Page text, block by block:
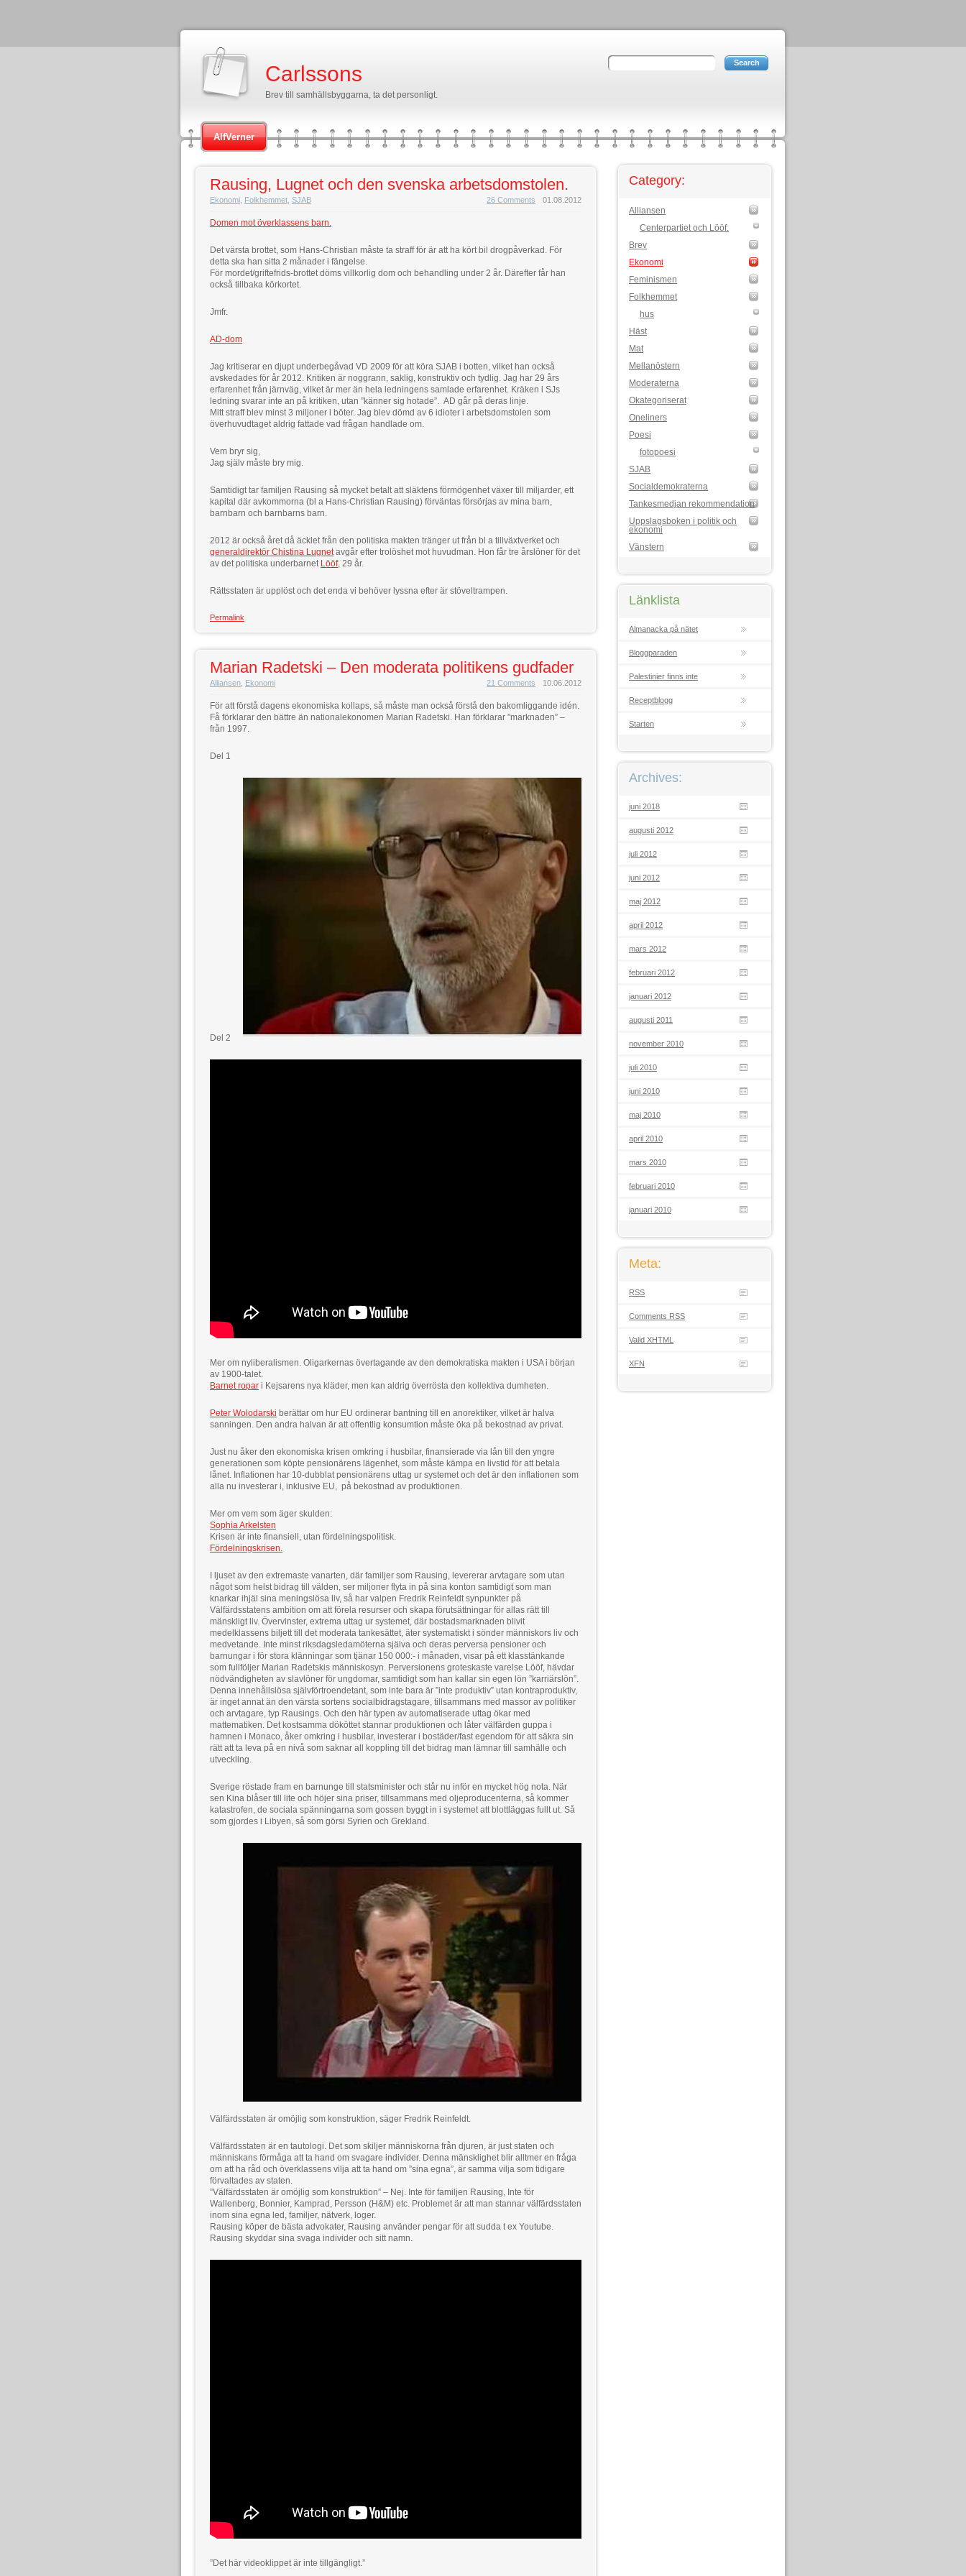
Carlssons
Brev till samhällsbyggarna, ta det personligt.
AlfVerner
Rausing, Lugnet och den svenska arbetsdomstolen.
Ekonomi Folkhemmet SJAB 01.08.2012
26 Comments
Domen mot överklassens barn.
Det värsta brottet, som Hans-Christian måste ta straff för är att ha kört bil drogpåverkad. För
detta ska han sitta 2 månader i fängelse.
För mordet/griftefrids-brottet döms villkorlig dom och behandling under 2 år. Därefter får han
också tillbaka körkortet.
Jmfr.
AD-dom
Jag kritiserar en djupt underbegåvad VD 2009 för att köra SJAB i botten, vilket han också
avskedades för år 2012. Kritiken är noggrann, saklig, konstruktiv och tydlig. Jag har 29 års
erfarenhet från järnväg, vilket är mer än hela ledningens samlade erfarenhet. Kräken i SJs
ledning svarar inte an på kritiken, utan ”känner sig hotade”. AD går på deras linje.
Mitt straff blev minst 3 miljoner i böter. Jag blev dömd av 6 idioter i arbetsdomstolen som
överhuvudtaget aldrig fattade vad frågan handlade om.
Vem bryr sig,
Jag själv måste bry mig.
Samtidigt tar familjen Rausing så mycket betalt att släktens förmögenhet växer till miljarder, ett
kapital där avkommorna (bl a Hans-Christian Rausing) förväntas försörjas av mina barn,
barnbarn och barnbarns barn.
2012 är också året då äcklet från den politiska makten tränger ut från bl a tillväxtverket och
generaldirektör Chistina Lugnetavgår efter trolöshet mot huvudman. Hon får tre årslöner för det
av det politiska underbarnet Lööf, 29 år.
Rättsstaten är upplöst och det enda vi behöver lyssna efter är stöveltrampen.
Permalink
Marian Radetski – Den moderata politikens gudfader
Alliansen Ekonomi 10.06.2012
21 Comments
För att förstå dagens ekonomiska kollaps, så måste man också förstå den bakomliggande idén.
Få förklarar den bättre än nationalekonomen Marian Radetski. Han förklarar ”marknaden” –
från 1997.
Del 1
Del 2
Mer om nyliberalismen. Oligarkernas övertagande av den demokratiska makten i USA i början
av 1900-talet.
Barnet ropar i Kejsarens nya kläder, men kan aldrig överrösta den kollektiva dumheten.
Peter Wolodarski berättar om hur EU ordinerar bantning till en anorektiker, vilket är halva
sanningen. Den andra halvan är att offentlig konsumtion måste öka på bekostnad av privat.
Just nu åker den ekonomiska krisen omkring i husbilar, finansierade via lån till den yngre
generationen som köpte pensionärens lägenhet, som måste kämpa en livstid för att betala
lånet. Inflationen har 10-dubblat pensionärens uttag ur systemet och det är den inflationen som
alla nu investerar i, inklusive EU, på bekostnad av produktionen.
Mer om vem som äger skulden:
Sophia Arkelsten
Krisen är inte finansiell, utan fördelningspolitisk.
Fördelningskrisen.
I ljuset av den extremaste vanarten, där familjer som Rausing, levererar arvtagare som utan
något som helst bidrag till välden, ser miljoner flyta in på sina konton samtidigt som man
knarkar ihjäl sina meningslösa liv, så har valpen Fredrik Reinfeldt synpunkter på
Välfärdsstatens ambition om att förela resurser och skapa förutsättningar för allas rätt till
mänskligt liv. Övervinster, extrema uttag ur systemet, där bostadsmarknaden blivit
medelklassens biljett till det moderata tankesättet, äter systematiskt i sönder människors liv och
medvetande. Inte minst riksdagsledamöterna själva och deras perversa pensioner och
barnungar i för stora klänningar som tjänar 150 000:- i månaden, visar på ett klasstänkande
som fullföljer Marian Radetskis människosyn. Perversionens groteskaste varelse Lööf, hävdar
nödvändigheten av slavlöner för ungdomar, samtidigt som han kallar sin egen lön ”karriärslön”.
Denna innehållslösa självförtroendetant, som inte bara är ”inte produktiv” utan kontraproduktiv,
är inget annat än den värsta sortens socialbidragstagare, tillsammans med massor av politiker
och arvtagare, typ Rausings. Och den här typen av automatiserade uttag ökar med
mattematiken. Det kostsamma dököttet stannar produktionen och låter välfärden guppa i
hamnen i Monaco, åker omkring i husbilar, investerar i bostäder/fast egendom för att säkra sin
rätt att ta leva på en nivå som saknar all koppling till det bidrag man lämnar till samhälle och
utveckling.
Sverige röstade fram en barnunge till statsminister och står nu inför en mycket hög nota. När
sen Kina blåser till lite och höjer sina priser, tillsammans med oljeproducenterna, så kommer
katastrofen, de sociala spänningarna som gossen byggt in i systemet att blottläggas fullt ut. Så
som gjordes i Libyen, så som görsi Syrien och Grekland.
Välfärdsstaten är omöjlig som konstruktion, säger Fredrik Reinfeldt.
Välfärdsstaten är en tautologi. Det som skiljer människorna från djuren, är just staten och
människans förmåga att ta hand om svagare individer. Denna mänsklighet blir alltmer en fråga
om att ha råd och överklassens vilja att ta hand om ”sina egna”, är samma vilja som tidigare
förvaltades av staten.
”Välfärdsstaten är omöjlig som konstruktion” – Nej. Inte för familjen Rausing, Inte för
Wallenberg, Bonnier, Kamprad, Persson (H&M) etc. Problemet är att man stannar välfärdsstaten
inom sina egna led, familjer, nätverk, loger.
Rausing köper de bästa advokater, Rausing använder pengar för att sudda t ex Youtube.
Rausing skyddar sina svaga individer och sitt namn.
”Det här videoklippet är inte tillgängligt.”
Category:
Alliansen
Centerpartiet och Lööf.
Brev
Ekonomi
Feminismen
Folkhemmet
hus
Häst
Mat
Mellanöstern
Moderaterna
Okategoriserat
Oneliners
Poesi
fotopoesi
SJAB
Socialdemokraterna
Tankesmedjan rekommendation
Uppslagsboken i politik och
ekonomi
Vänstern
Länklista
Almanacka på nätet
Bloggparaden
Palestinier finns inte
Receptblogg
Starten
Archives:
juni 2018
augusti 2012
juli 2012
juni 2012
maj 2012
april 2012
mars 2012
februari 2012
januari 2012
augusti 2011
november 2010
juli 2010
juni 2010
maj 2010
april 2010
mars 2010
februari 2010
januari 2010
Meta:
RSS
Comments RSS
Valid XHTML
XFN